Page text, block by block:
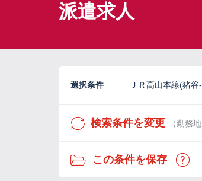
派遣求人
選択条件 ＪＲ高山本線(猪
検索条件を変更 （勤務
この条件を保存